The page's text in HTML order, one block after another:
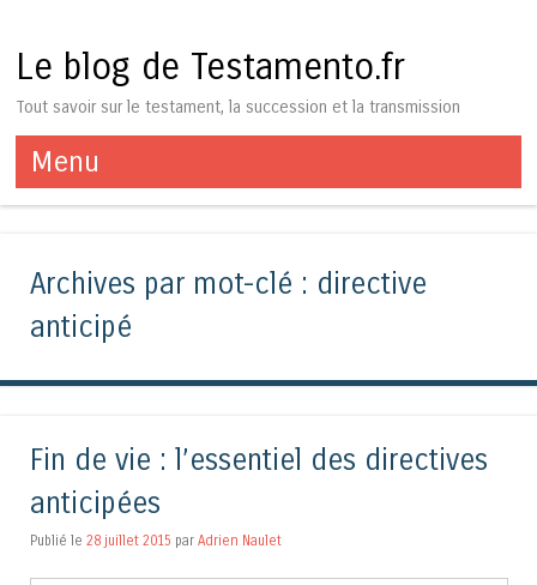
Le blog de Testamento.fr
Tout savoir sur le testament, la succession et la transmission
Menu
Aller au contenu
Archives par mot-clé : directive
anticipé
Fin de vie : l’essentiel des directives
anticipées
Publié le 28 juillet 2015 par Adrien Naulet